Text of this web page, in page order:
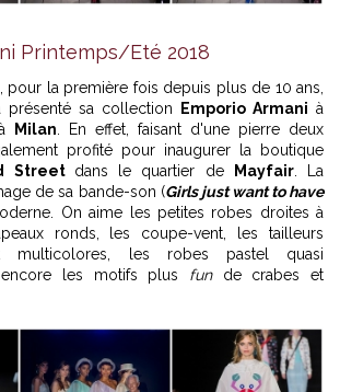
Printemps/Eté 2018
pour la première fois depuis plus de 10 ans,
présenté sa collection Emporio Armani à
Milan. En effet, faisant d'une pierre deux
profité pour inaugurer la boutique
Street dans le quartier de Mayfair. La
de sa bande-son (Girls just want to have
On aime les petites robes droites à
ronds, les coupe-vent, les tailleurs
multicolores, les robes pastel quasi
encore les motifs plus fun de crabes et